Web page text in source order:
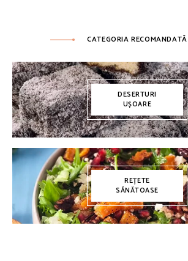
CATEGORIA RECOMANDATĂ
DESERTURI
UȘOARE
REȚETE
SĂNĂTOASE